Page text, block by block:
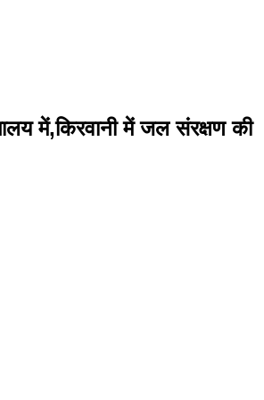
में,किरवानी में जल संरक्षण की